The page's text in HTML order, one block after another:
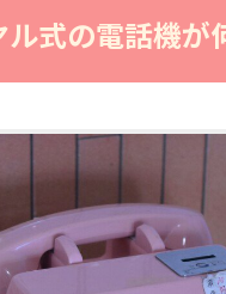
ル式の電話機